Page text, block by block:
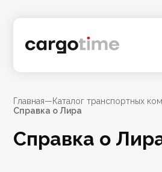
Главная—Каталог транспортных
Справка о Лира
Справка о